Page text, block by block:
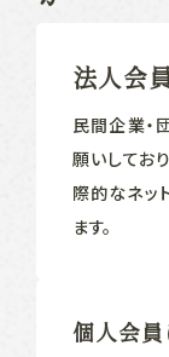
法人会
民間企業‧
願いしてお
際的なネッ
ます。
個人会員